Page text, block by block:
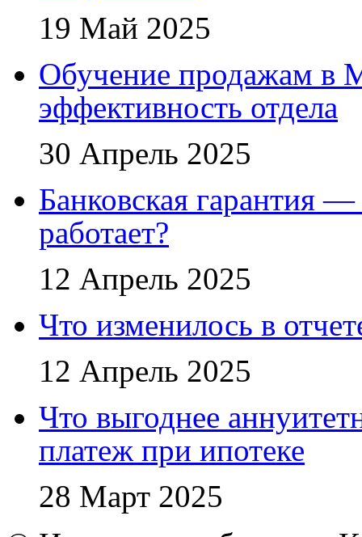
19 Май 2025
Обучение продажам в
эффективность отдела
30 Апрель 2025
Банковская гарантия
работает?
12 Апрель 2025
Что изменилось в
12 Апрель 2025
Что выгоднее
платеж при ипотеке
28 Март 2025